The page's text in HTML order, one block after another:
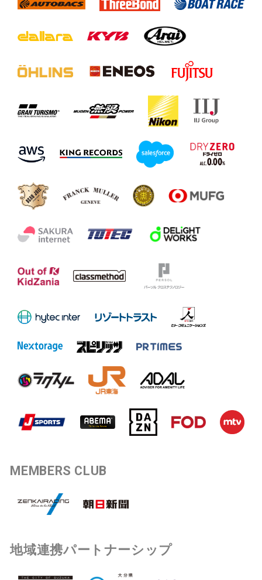
MEMBERS CLUB
地域連携パートナーシップ